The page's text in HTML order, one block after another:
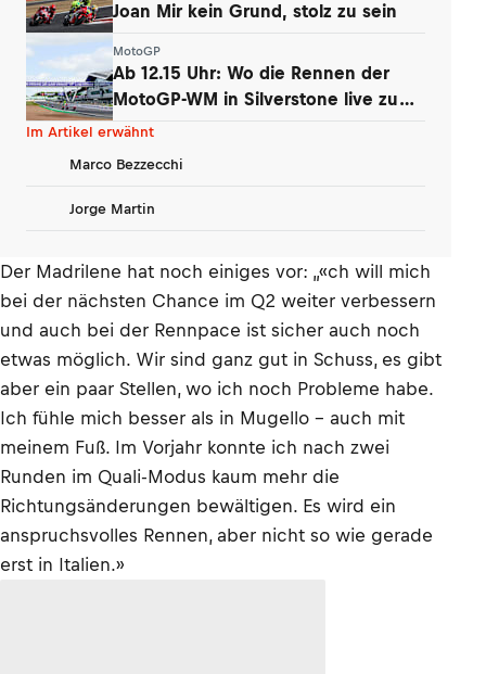
Joan Mir kein Grund, stolz zu sein
MotoGP
Ab 12.15 Uhr: Wo die Rennen der
MotoGP-WM in Silverstone live zu
sehen sind
Im Artikel erwähnt
Marco Bezzecchi
Jorge Martin
Der Madrilene hat noch einiges vor: „«ch will mich
bei der nächsten Chance im Q2 weiter verbessern
und auch bei der Rennpace ist sicher auch noch
etwas möglich. Wir sind ganz gut in Schuss, es gibt
aber ein paar Stellen, wo ich noch Probleme habe.
Ich fühle mich besser als in Mugello – auch mit
meinem Fuß. Im Vorjahr konnte ich nach zwei
Runden im Quali-Modus kaum mehr die
Richtungsänderungen bewältigen. Es wird ein
anspruchsvolles Rennen, aber nicht so wie gerade
erst in Italien.»